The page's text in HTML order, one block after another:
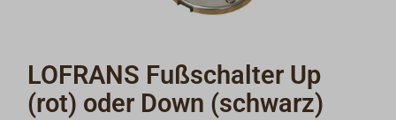
LOFRANS Fußschalter Up
(rot) oder Down (schwarz)